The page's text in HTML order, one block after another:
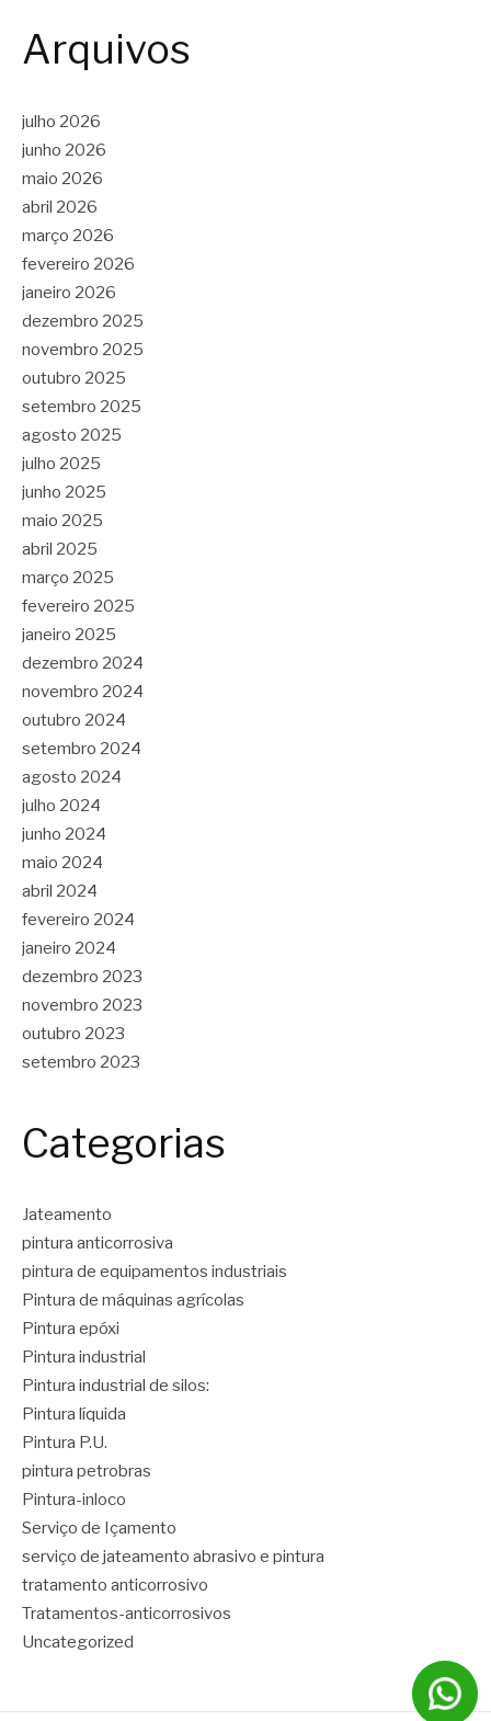
Arquivos
julho 2026
junho 2026
maio 2026
abril 2026
março 2026
fevereiro 2026
janeiro 2026
dezembro 2025
novembro 2025
outubro 2025
setembro 2025
agosto 2025
julho 2025
junho 2025
maio 2025
abril 2025
março 2025
fevereiro 2025
janeiro 2025
dezembro 2024
novembro 2024
outubro 2024
setembro 2024
agosto 2024
julho 2024
junho 2024
maio 2024
abril 2024
fevereiro 2024
janeiro 2024
dezembro 2023
novembro 2023
outubro 2023
setembro 2023
Categorias
Jateamento
pintura anticorrosiva
pintura de equipamentos industriais
Pintura de máquinas agrícolas
Pintura epóxi
Pintura industrial
Pintura industrial de silos:
Pintura líquida
Pintura P.U.
pintura petrobras
Pintura-inloco
Serviço de Içamento
serviço de jateamento abrasivo e pintura
tratamento anticorrosivo
Tratamentos-anticorrosivos
Uncategorized